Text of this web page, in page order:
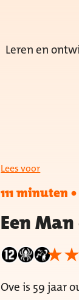
Leren en
Lees voor
111 minuten
Een
Ove is 59 jaar